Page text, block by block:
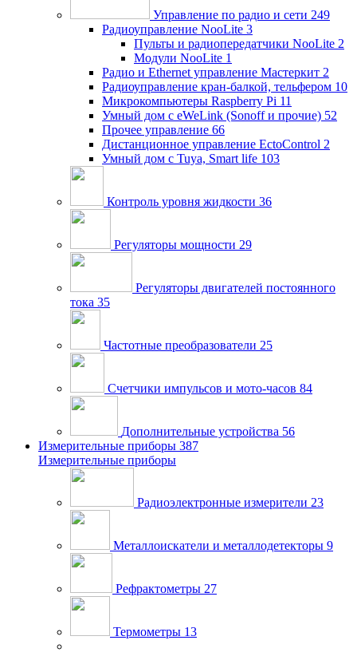
Управление по радио и сети 249
Радиоуправление NooLite 3
Пульты и радиопередатчики NooLite 2
Модули NooLite 1
Радио и Ethernet управление Мастеркит 2
Радиоуправление кран-балкой, тельфером 10
Микрокомпьютеры Raspberry Pi 11
Умный дом c eWeLink (Sonoff и прочие) 52
Прочее управление 66
Дистанционное управление EctoControl 2
Умный дом с Tuya, Smart life 103
Контроль уровня жидкости 36
Регуляторы мощности 29
Регуляторы двигателей постоянного
тока 35
Частотные преобразователи 25
Счетчики импульсов и мото-часов 84
Дополнительные устройства 56
Измерительные приборы 387
Измерительные приборы
Радиоэлектронные измерители 23
Металлоискатели и металлодетекторы 9
Рефрактометры 27
Термометры 13